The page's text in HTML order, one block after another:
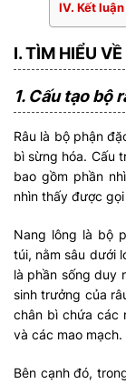
IV. Kết luận
I. TÌM HIỂU
1. Cấu tạo bộ
Râu là bộ phận
bì sừng hóa. Cấu
bao gồm phần
nhìn thấy được
Nang lông là bộ
túi, nằm sâu dưới
là phần sống duy
sinh trưởng của
chân bì chứa các
và các mao mạch.
Bên cạnh đó,